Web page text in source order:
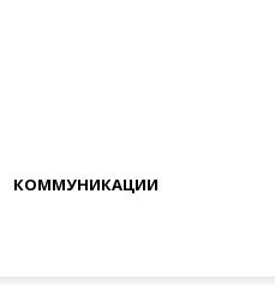
КОММУНИКАЦИИ